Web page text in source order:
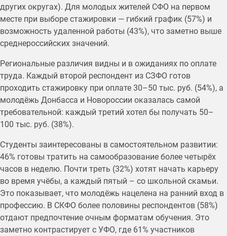
других округах). Для молодых жителей СФО на первом
месте при выборе стажировки — гибкий график (57%) и
возможность удаленной работы (43%), что заметно выше
среднероссийских значений.
Региональные различия видны и в ожиданиях по оплате
труда. Каждый второй респондент из СЗФО готов
проходить стажировку при оплате 30–50 тыс. руб. (54%), а
молодёжь Донбасса и Новороссии оказалась самой
требовательной: каждый третий хотел бы получать 50–
100 тыс. руб. (38%).
Студенты заинтересованы в самостоятельном развитии:
46% готовы тратить на самообразование более четырёх
часов в неделю. Почти треть (32%) хотят начать карьеру
во время учёбы, а каждый пятый – со школьной скамьи.
Это показывает, что молодёжь нацелена на ранний вход в
профессию. В СКФО более половины респондентов (58%)
отдают предпочтение очным форматам обучения. Это
заметно контрастирует с УФО, где 61% участников